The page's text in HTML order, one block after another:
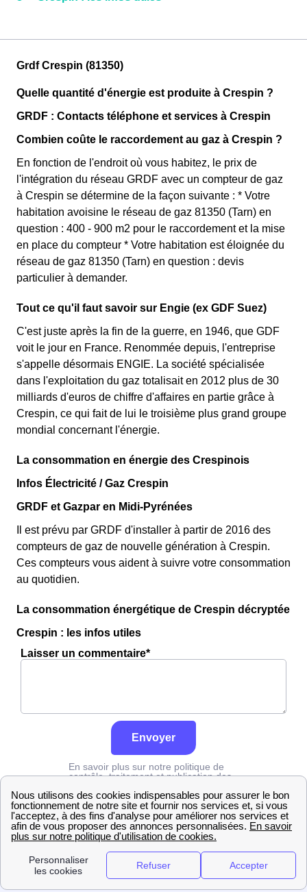
Grdf Crespin (81350)
Quelle quantité d'énergie est produite à Crespin ?
GRDF : Contacts téléphone et services à Crespin
Combien coûte le raccordement au gaz à Crespin ?
En fonction de l'endroit où vous habitez, le prix de
l'intégration du réseau GRDF avec un compteur de gaz
à Crespin se détermine de la façon suivante : * Votre
habitation avoisine le réseau de gaz 81350 (Tarn) en
question : 400 - 900 m2 pour le raccordement et la mise
en place du compteur * Votre habitation est éloignée du
réseau de gaz 81350 (Tarn) en question : devis
particulier à demander.
Tout ce qu'il faut savoir sur Engie (ex GDF Suez)
C'est juste après la fin de la guerre, en 1946, que GDF
voit le jour en France. Renommée depuis, l'entreprise
s'appelle désormais ENGIE. La société spécialisée
dans l'exploitation du gaz totalisait en 2012 plus de 30
milliards d'euros de chiffre d'affaires en partie grâce à
Crespin, ce qui fait de lui le troisième plus grand groupe
mondial concernant l'énergie.
La consommation en énergie des Crespinois
Infos Électricité / Gaz Crespin
GRDF et Gazpar en Midi-Pyrénées
Il est prévu par GRDF d'installer à partir de 2016 des
compteurs de gaz de nouvelle génération à Crespin.
Ces compteurs vous aident à suivre votre consommation
au quotidien.
La consommation énergétique de Crespin décryptée
Crespin : les infos utiles
Laisser un commentaire*
Envoyer
En savoir plus sur notre politique de
contrôle, traitement et publication des
Grdf Tarn Crespin